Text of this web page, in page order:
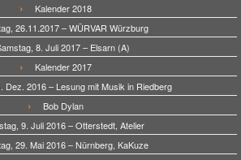
Kalender 2018
26.11.2017 – WÜRVAR Würzburg
8. Juli 2017 – Elsarn (A)
Kalender 2017
Dez. 2016 – Lesung mit Musik in Riedberg
Bob Dylan
9. Juli 2016 – Otterstedt, Atelier
29. Mai 2016 – Nürnberg, KaKuze